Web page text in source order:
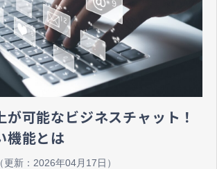
が可能なビジネスチャット！
機能とは
（更新： 2026年04月17日 ）